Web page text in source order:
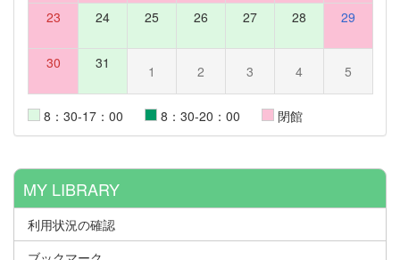
23 24 25 26 27 28 29
30 31 1 2 3 4 5
8：30-17：00 8：30-20：00 閉館
MY LIBRARY
利用状況の確認